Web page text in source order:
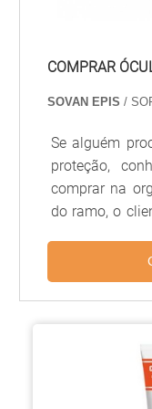
COMPRAR
SOVAN EPIS/
Se alguém
proteção,
comprar na
do ramo, o
COMPRAR
precisa de
uma empresa
Sovan Epis. A
segurança
impacto,